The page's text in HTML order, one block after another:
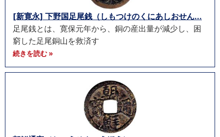
[新寛永] 下野国足尾銭（しもつけのくにあしおせん...
足尾銭とは、寛保元年から、銅の産出量が減少し、困
窮した足尾銅山を救済す
続きを読む »